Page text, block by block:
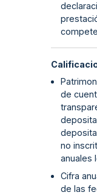
de
no
anuales
Cifra
de las